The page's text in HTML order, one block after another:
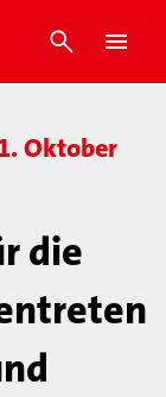
Oktober
die